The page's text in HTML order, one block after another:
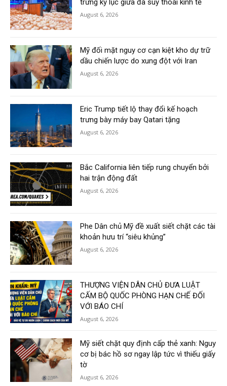
trứng kỷ lục giữa đà suy thoái kinh tế
August 6, 2026
Mỹ đối mặt nguy cơ cạn kiệt kho dự trữ
dầu chiến lược do xung đột với Iran
August 6, 2026
Eric Trump tiết lộ thay đổi kế hoạch
trưng bày máy bay Qatari tặng
August 6, 2026
Bắc California liên tiếp rung chuyển bởi
hai trận động đất
August 6, 2026
Phe Dân chủ Mỹ đề xuất siết chặt các tài
khoản hưu trí “siêu khủng”
August 6, 2026
THƯỢNG VIỆN DÂN CHỦ ĐƯA LUẬT
CẤM BỘ QUỐC PHÒNG HẠN CHẾ ĐỐI
VỚI BÁO CHÍ
August 6, 2026
Mỹ siết chặt quy định cấp thẻ xanh: Nguy
cơ bị bác hồ sơ ngay lập tức vì thiếu giấy
tờ
August 6, 2026